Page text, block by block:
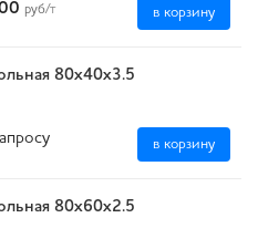
руб/т в корзину
80х40х3.5
в корзину
80х60х2.5